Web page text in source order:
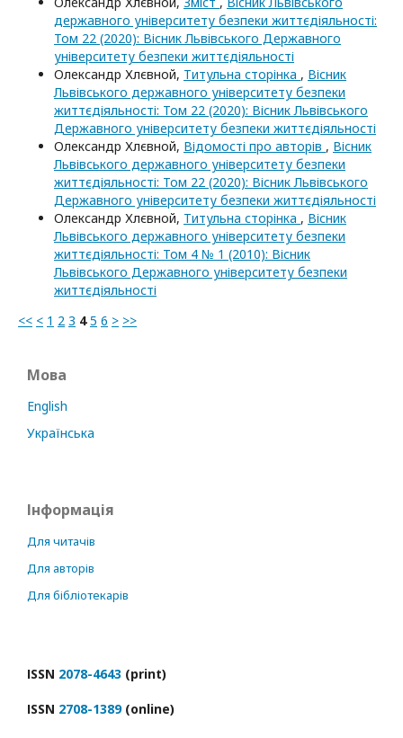
державного університету безпеки життєдіяльності:
Том 22 (2020): Вісник Львівського Державного
університету безпеки життєдіяльності
Олександр Хлєвной, Титульна сторінка , Вісник
Львівського державного університету безпеки
життєдіяльності: Том 22 (2020): Вісник Львівського
Державного університету безпеки життєдіяльності
Олександр Хлєвной, Відомості про авторів , Вісник
Львівського державного університету безпеки
життєдіяльності: Том 22 (2020): Вісник Львівського
Державного університету безпеки життєдіяльності
Олександр Хлєвной, Титульна сторінка , Вісник
Львівського державного університету безпеки
життєдіяльності: Том 4 № 1 (2010): Вісник
Львівського Державного університету безпеки
життєдіяльності
<< < 1 2 3 4 5 6 > >>
Мова
English
Українська
Інформація
Для читачів
Для авторів
Для бібліотекарів
ІSSN 2078-4643 (print)
ІSSN 2708-1389(online)